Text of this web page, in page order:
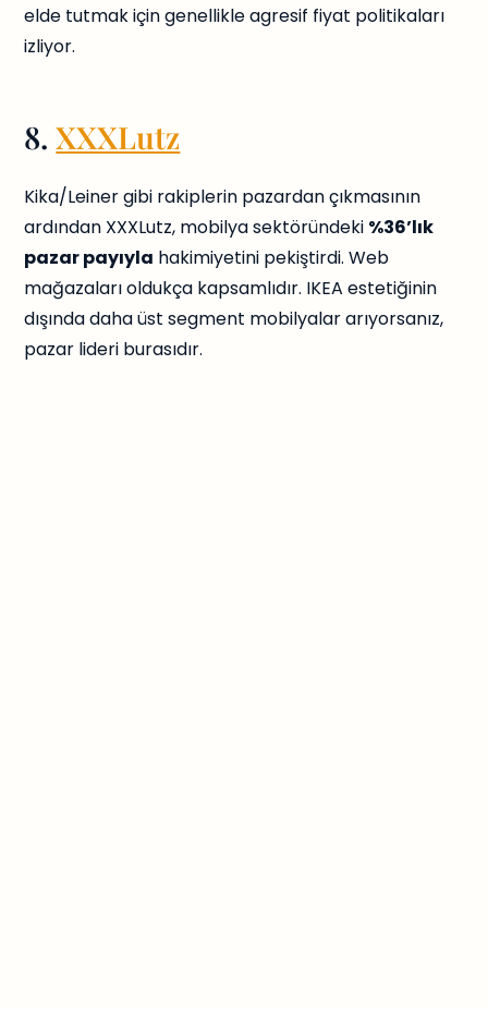
elde tutmak için genellikle agresif fiyat politikaları
izliyor.
8.XXXLutz
Kika/Leiner gibi rakiplerin pazardan çıkmasının
ardından XXXLutz, mobilya sektöründeki %36’lık
pazar payıyla hakimiyetini pekiştirdi. Web
mağazaları oldukça kapsamlıdır. IKEA estetiğinin
dışında daha üst segment mobilyalar arıyorsanız,
pazar lideri burasıdır.